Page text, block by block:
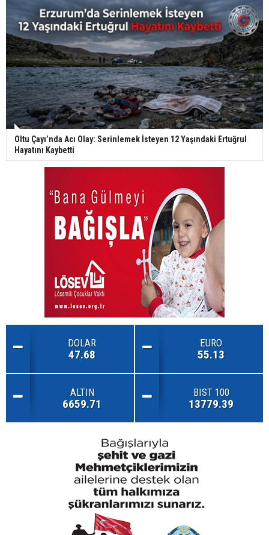
Oltu Çayı’nda Acı Olay: Serinlemek İsteyen 12 Yaşındaki Ertuğrul
Hayatını Kaybetti
DOLAR
47.68
EURO
55.13
ALTIN
6659.71
BIST 100
13779.39